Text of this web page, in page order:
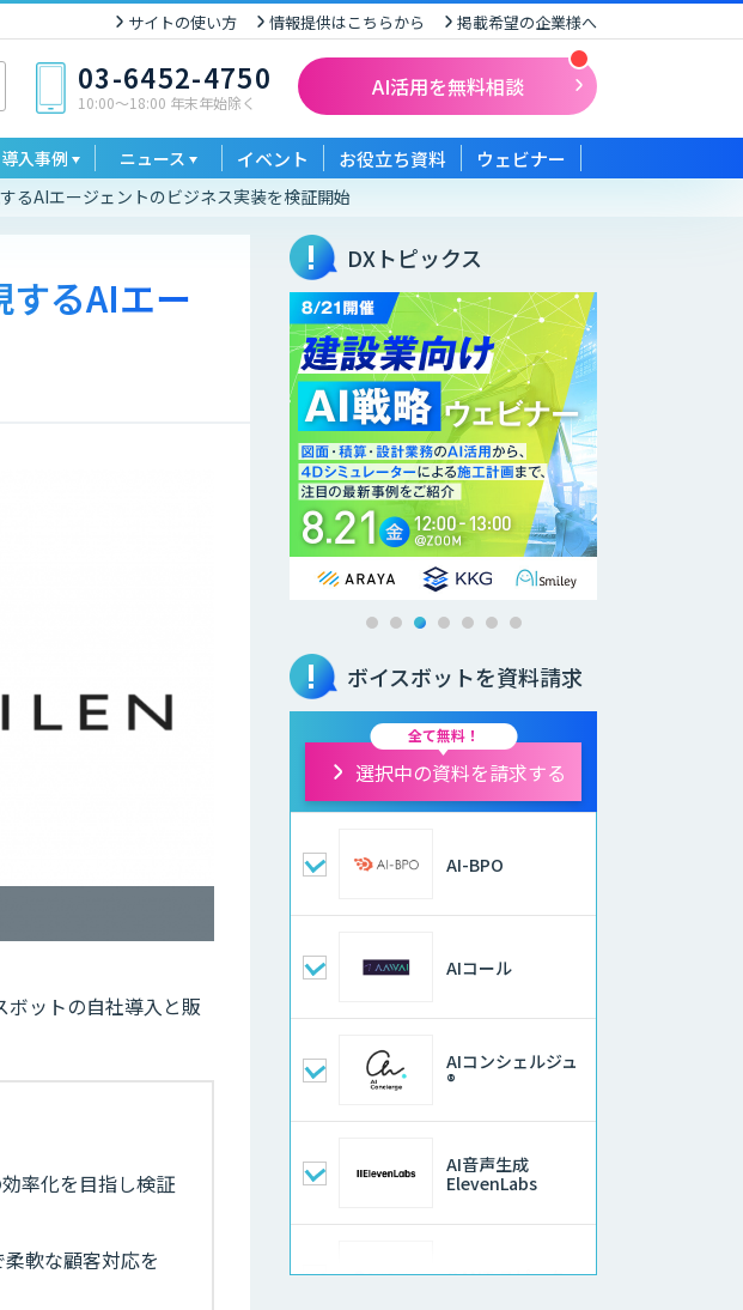
サイトの使い方 情報提供はこちらから 掲載希望の企業様へ
03-6452-4750
10:00〜18:00 年末年始除く
AI活用を無料相談
導入事例 ニュース イベント お役立ち資料 ウェビナー
るAIエージェントのビジネス実装を検証開始
るAIエー
ボットの自社導入と販
率化を目指し検証
軟な顧客対応を
DXトピックス
ボイスボットを資料請求
全て無料！
選択中の資料を請求する
AI-BPO
AIコール
AIコンシェルジュ
®
AI音声生成
ElevenLabs
QANT スピーク